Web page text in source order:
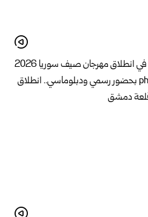
انطلاق مهرجان صيف سوريا 2026